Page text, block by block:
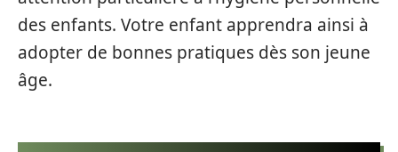
des enfants. Votre enfant apprendra ainsi à
adopter de bonnes pratiques dès son jeune
âge.